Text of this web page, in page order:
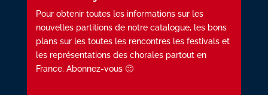
Pour obtenir toutes les informations sur les
nouvelles partitions de notre catalogue, les bons
plans sur les toutes les rencontres les festivals et
les représentations des chorales partout en
France. Abonnez-vous 🙂